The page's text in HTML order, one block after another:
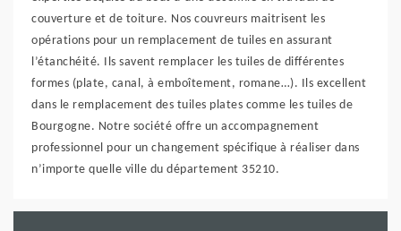
couverture et de toiture. Nos couvreurs maitrisent les
opérations pour un remplacement de tuiles en assurant
l’étanchéité. Ils savent remplacer les tuiles de différentes
formes (plate, canal, à emboîtement, romane…). Ils excellent
dans le remplacement des tuiles plates comme les tuiles de
Bourgogne. Notre société offre un accompagnement
professionnel pour un changement spécifique à réaliser dans
n’importe quelle ville du département 35210.